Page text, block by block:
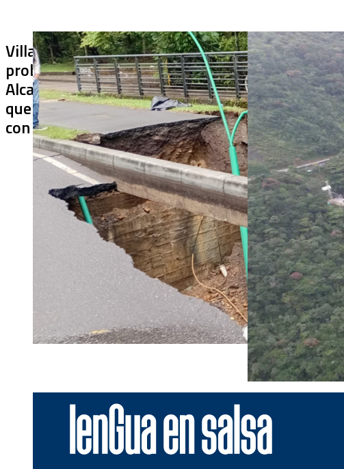
Villa Julia no puede tapar el
problema: ¿qué hará la
Alcaldía con los puentes
que ya colapsaron y siguen
con soluciones temporales?
¿De qué sirve un
terminado si no
usar? Chirajara
cerrado más de
después de su